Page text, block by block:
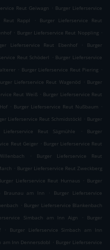
Reut Geiwagn . Burger Lieferservice
Reut Rappl .
Burger Lieferservice Reut
. Burger Lieferservice Reut Noppling .
Lieferservice Reut Ebenhof .
Burger
Reut Schöderl . Burger Lieferservice
. Burger Lieferservice Reut Piering .
Lieferservice Reut Wagenöd . Burger
Reut Weiß . Burger Lieferservice Reut
. Burger Lieferservice Reut Nußbaum .
Lieferservice Reut Schmidstöckl . Burger
Lieferservice Reut Sägmühle .
Burger
Reut Geiger . Burger Lieferservice Reut
.
Burger Lieferservice Reut
. Burger Lieferservice Reut Zweckberg
Lieferservice Reut Hurnaus . Burger
Braunau am Inn .
Burger Lieferservice
. Burger Lieferservice Blankenbach
Simbach am Inn Aign .
Burger
.
Burger Lieferservice Simbach am Inn
am Inn Dennersdobl . Burger Lieferservice